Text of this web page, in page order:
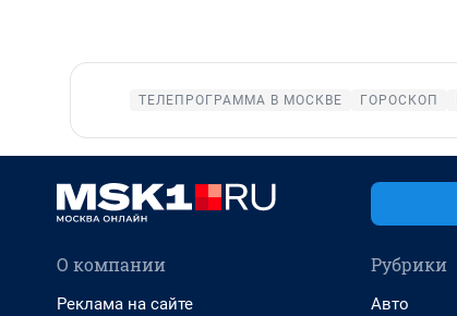
ТЕЛЕПРОГРАММА В МОСКВЕ ГОРОСКОП
О компании
Реклама на сайте
Рубрики
Авто